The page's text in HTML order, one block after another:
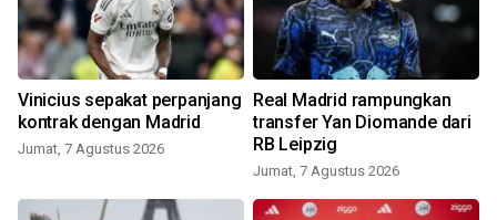
Vinicius sepakat perpanjang
kontrak dengan Madrid
Jumat, 7 Agustus 2026
Real Madrid rampungkan
transfer Yan Diomande dari
RB Leipzig
Jumat, 7 Agustus 2026